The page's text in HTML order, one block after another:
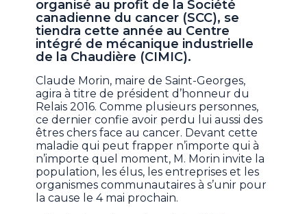
organisé au profit de la Société
canadienne du cancer (SCC), se
tiendra cette année au Centre
intégré de mécanique industrielle
de la Chaudière (CIMIC).
Claude Morin, maire de Saint-Georges,
agira à titre de président d’honneur du
Relais 2016. Comme plusieurs personnes,
ce dernier confie avoir perdu lui aussi des
êtres chers face au cancer. Devant cette
maladie qui peut frapper n’importe qui à
n’importe quel moment, M. Morin invite la
population, les élus, les entreprises et les
organismes communautaires à s’unir pour
la cause le 4 mai prochain.